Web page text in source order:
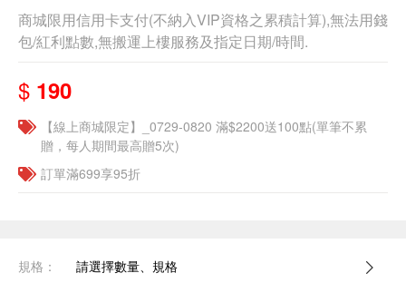
商城限用信用卡支付(不納入VIP資格之累積計算),無法用錢
包/紅利點數,無搬運上樓服務及指定日期/時間.
$ 190
【線上商城限定】_0729-0820 滿$2200送100點(單筆不累
贈，每人期間最高贈5次)
訂單滿699享95折
規格： 請選擇數量、規格